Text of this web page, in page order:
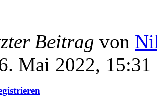
Beitrag von
Mai 2022, 15:31